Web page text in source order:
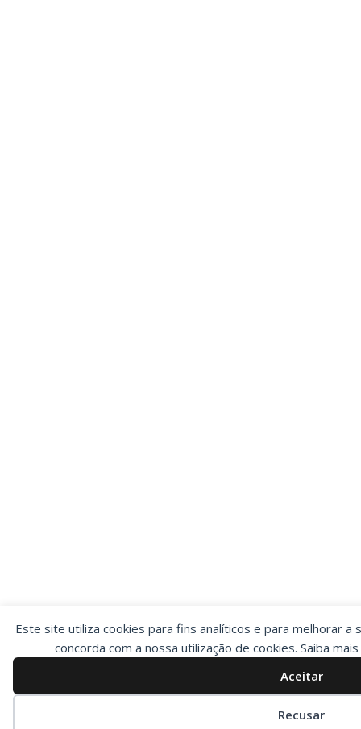
Este site utiliza cookies para fins analíticos e para melhorar a
concorda com a nossa utilização de cookies. Saiba
Aceitar
Recusar